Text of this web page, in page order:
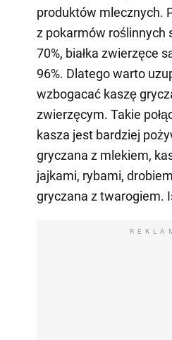
produktów mlecznych.
z pokarmów roślinnych
70%, białka zwierzęce
96%. Dlatego warto
wzbogacać kaszę
zwierzęcym. Takie
kasza jest bardziej
gryczana z mlekiem,
jajkami, rybami,
gryczana z twarogiem.